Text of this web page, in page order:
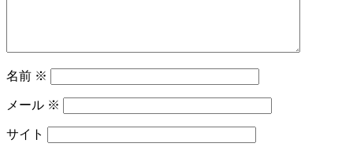
名前 ※
メール ※
サイト